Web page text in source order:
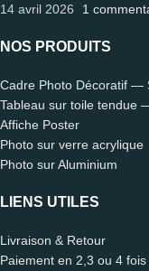
14 avril 2026
1
NOS PRODUITS
Cadre Photo Décoratif —
Tableau sur toile tendue
Affiche Poster
Photo sur verre acrylique
Photo sur Aluminium
LIENS UTILES
Livraison & Retour
Paiement en 2,3 ou 4 fois